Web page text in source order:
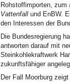
Rohstoffimporten, zum
Vattenfall und EnBW.
den Interessen der
Die Bundesregierung
antworten darauf mit
Steinkohlekraftwerk
zukunftsfähiger
Der Fall Moorburg